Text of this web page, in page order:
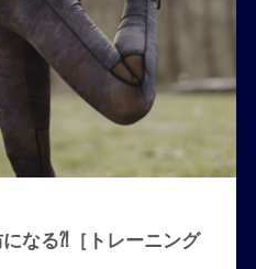
なる⁈［トレーニング